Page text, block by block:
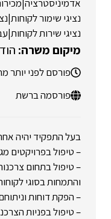
אדמיניסטרציה|
נציגי שימור לקוחות|
נציגי שירות לקוחות|
פורסם לפני יותר
פורסמה ברשת
בעל התפקיד יהיה
– טיפול בפרויקטים
– טיפול בתחום
והתמחות בסוגי
– הפקת דוחות
– טיפול בפניות